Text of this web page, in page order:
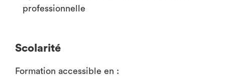
professionnelle
Scolarité
Formation accessible en :